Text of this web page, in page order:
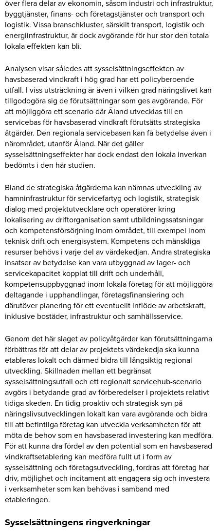
över flera delar av ekonomin, såsom industri och infrastruktur,
byggtjänster, finans- och företagstjänster och transport och
logistik. Vissa branschkluster, särskilt transport, logistik och
energiinfrastruktur, är dock avgörande för hur stor den totala
lokala effekten kan bli.
Analysen visar således att sysselsättningseffekten av
havsbaserad vindkraft i hög grad har ett policyberoende
utfall. I viss utsträckning är även i vilken grad näringslivet kan
tillgodogöra sig de förutsättningar som ges avgörande. För
att möjliggöra ett scenario där Åland utvecklas till en
servicebas för havsbaserad vindkraft förutsätts strategiska
åtgärder. Den regionala servicebasen kan få betydelse även i
närområdet, utanför Åland. När det gäller
sysselsättningseffekter har dock endast den lokala inverkan
bedömts i den här studien.
Bland de strategiska åtgärderna kan nämnas utveckling av
hamninfrastruktur för servicefartyg och logistik, strategisk
dialog med projektutvecklare och operatörer kring
lokalisering av driftorganisation samt utbildningssatsningar
och kompetensförsörjning inom området, till exempel inom
teknisk drift och energisystem. Kompetens och mänskliga
resurser behövs i varje del av värdekedjan. Andra strategiska
insatser av betydelse kan vara utbyggnad av lager- och
servicekapacitet kopplat till drift och underhåll,
kompetensuppbyggnad inom lokala företag för att möjliggöra
deltagande i upphandlingar, företagsfinansiering och
därutöver planering för ett eventuellt inflöde av arbetskraft,
inklusive bostäder, infrastruktur och samhällsservice.
Genom det här slaget av policyåtgärder kan förutsättningarna
förbättras för att delar av projektets värdekedja ska kunna
etableras lokalt och därmed bidra till långsiktig regional
utveckling. Skillnaden mellan ett begränsat
sysselsättningsutfall och ett regionalt servicehub-scenario
avgörs i betydande grad av förberedelser i projektets relativt
tidiga skeden. En tidig proaktiv och strategisk syn på
näringslivsutvecklingen lokalt kan vara avgörande och bidra
till att befintliga företag kan utveckla verksamheten för att
möta de behov som en havsbaserad investering kan medföra.
För att kunna dra fördel av den potential som en havsbaserad
vindkraftsetablering kan medföra fullt ut i form av
sysselsättning och företagsutveckling, fordras att företag har
driv, möjlighet och incitament att engagera sig och investera
i verksamheter som kan behövas i samband med
etableringen.
Sysselsättningens ringverkningar